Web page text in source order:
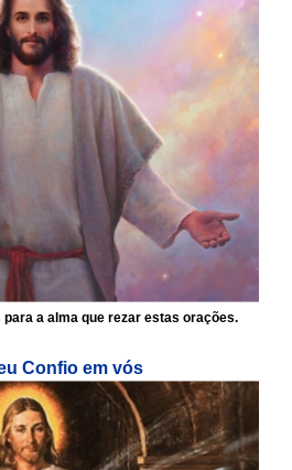
a alma que rezar estas orações.
Confio em vós